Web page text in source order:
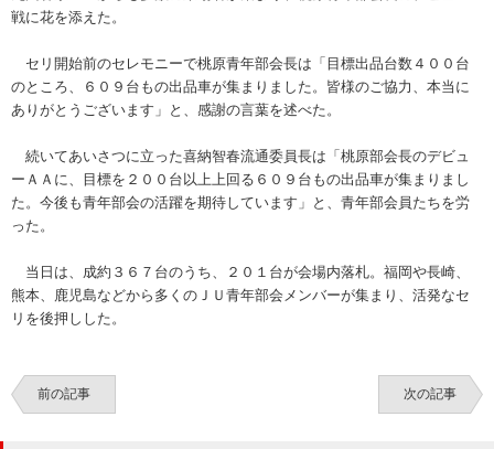
戦に花を添えた。
セリ開始前のセレモニーで桃原青年部会長は「目標出品台数４００台
のところ、６０９台もの出品車が集まりました。皆様のご協力、本当に
ありがとうございます」と、感謝の言葉を述べた。
続いてあいさつに立った喜納智春流通委員長は「桃原部会長のデビュ
ーＡＡに、目標を２００台以上上回る６０９台もの出品車が集まりまし
た。今後も青年部会の活躍を期待しています」と、青年部会員たちを労
った。
当日は、成約３６７台のうち、２０１台が会場内落札。福岡や長崎、
熊本、鹿児島などから多くのＪＵ青年部会メンバーが集まり、活発なセ
リを後押しした。
前の記事 次の記事